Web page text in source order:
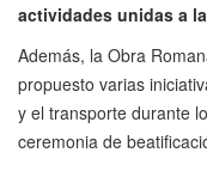
actividades unidas a
Además, la Obra
propuesto varias
y el transporte durante
ceremonia de